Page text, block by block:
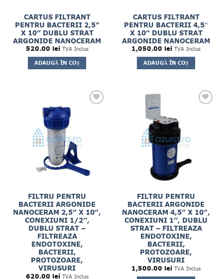
CARTUS FILTRANT
PENTRU BACTERII 2,5”
X 10” DUBLU STRAT
ARGONIDE NANOCERAM
520.00 lei TVA Inclus
ADAUGĂ ÎN COȘ
CARTUS FILTRANT
PENTRU BACTERII 4,5″
X 10” DUBLU STRAT
ARGONIDE NANOCERAM
1,050.00 lei TVA Inclus
ADAUGĂ ÎN COȘ
FILTRU PENTRU
BACTERII ARGONIDE
NANOCERAM 2,5” X 10”,
CONEXIUNI 1/2’’,
DUBLU STRAT –
FILTREAZA
ENDOTOXINE,
BACTERII,
PROTOZOARE,
VIRUSURI
620.00 lei TVA Inclus
FILTRU PENTRU
BACTERII ARGONIDE
NANOCERAM 4,5” X 10”,
CONEXIUNI 1’’, DUBLU
STRAT – FILTREAZA
ENDOTOXINE,
BACTERII,
PROTOZOARE,
VIRUSURI
1,500.00 lei TVA Inclus